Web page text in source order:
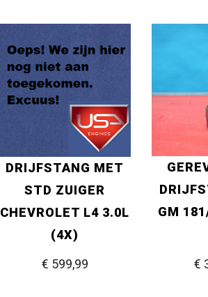
DRIJFSTANG MET
STD ZUIGER
CHEVROLET L4 3.0L
(4X)
€ 599,99
GM
€